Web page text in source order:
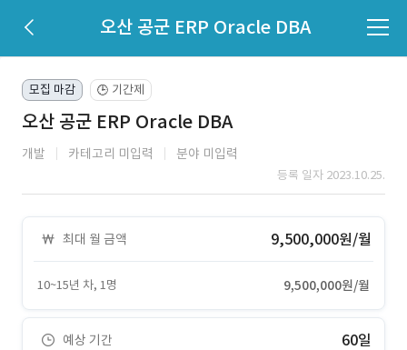
오산 공군 ERP Oracle DBA
모집 마감 🕒 기간제
오산 공군 ERP Oracle DBA
개발 카테고리 미입력 분야 미입력
등록 일자 2023.10.25.
최대 월 금액 9,500,000원/월
10~15년 차, 1명 9,500,000원/월
예상 기간 60일